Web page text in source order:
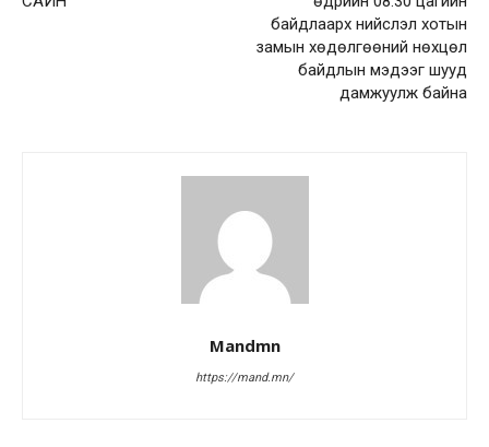
байдлаарх нийслэл хотын
замын хөдөлгөөний нөхцөл
байдлын мэдээг шууд
дамжуулж байна
Mandmn
https://mand.mn/